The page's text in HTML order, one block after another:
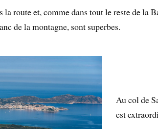
la route et, comme dans tout le reste de la
de la montagne, sont superbes.
Au col de
est